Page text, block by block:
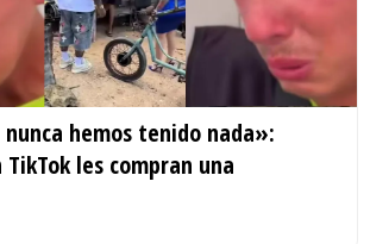
hemos tenido nada»:
les compran una